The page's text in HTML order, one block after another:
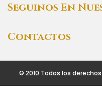
Seguinos En
Contactos
© 2010 Todos los